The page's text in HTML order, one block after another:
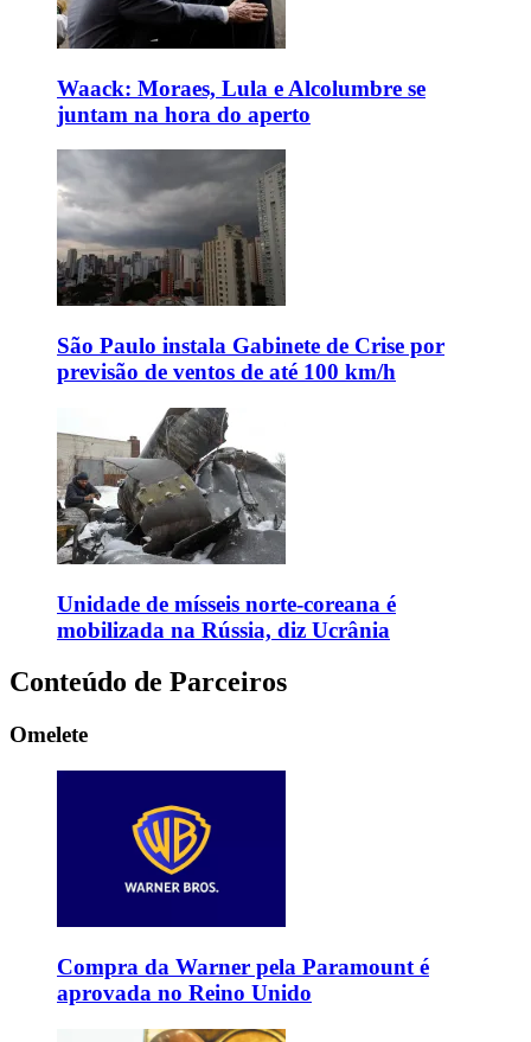
Waack: Moraes, Lula e Alcolumbre se
juntam na hora do aperto
São Paulo instala Gabinete de Crise por
previsão de ventos de até 100 km/h
Unidade de mísseis norte-coreana é
mobilizada na Rússia, diz Ucrânia
Conteúdo de Parceiros
Omelete
Compra da Warner pela Paramount é
aprovada no Reino Unido